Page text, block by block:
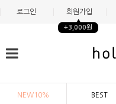
로그인 회원가입
+3,000원
NEW10% BEST